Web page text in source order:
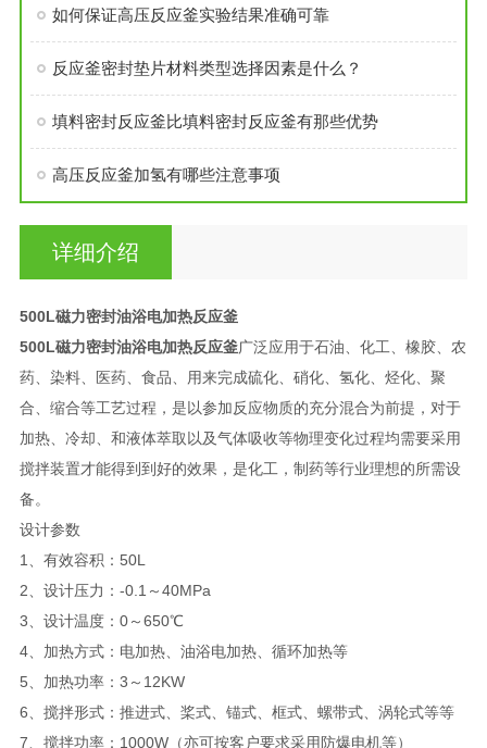
如何保证高压反应釜实验结果准确可靠
反应釜密封垫片材料类型选择因素是什么？
填料密封反应釜比填料密封反应釜有那些优势
高压反应釜加氢有哪些注意事项
详细介绍
500L磁力密封油浴电加热反应釜
500L磁力密封油浴电加热反应釜广泛应用于石油、化工、橡胶、农
药、染料、医药、食品、用来完成硫化、硝化、氢化、烃化、聚
合、缩合等工艺过程，是以参加反应物质的充分混合为前提，对于
加热、冷却、和液体萃取以及气体吸收等物理变化过程均需要采用
搅拌装置才能得到到好的效果，是化工，制药等行业理想的所需设
备。
设计参数
1、有效容积：50L
2、设计压力：-0.1～40MPa
3、设计温度：0～650℃
4、加热方式：电加热、油浴电加热、循环加热等
5、加热功率：3～12KW
6、搅拌形式：推进式、桨式、锚式、框式、螺带式、涡轮式等等
7、搅拌功率：1000W（亦可按客户要求采用防爆电机等）